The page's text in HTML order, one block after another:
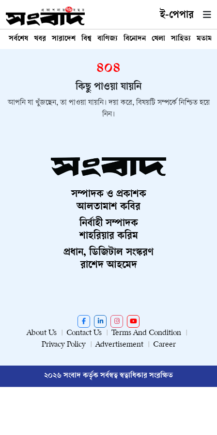
ই-পেপার
সর্বশেষ খবর সারাদেশ বিশ্ব বাণিজ্য বিনোদন খেলা সাহিত্য মতামত
৪০৪
কিছু পাওয়া যায়নি
আপনি যা খুঁজছেন, তা পাওয়া যায়নি। দয়া করে, বিষয়টি সম্পর্কে নিশ্চিত হয়ে
নিন।
সম্পাদক ও প্রকাশক
আলতামাশ কবির
নির্বাহী সম্পাদক
শাহরিয়ার করিম
প্রধান, ডিজিটাল সংস্করণ
রাশেদ আহমেদ
About Us Contact Us
Terms And Condition
Privacy Policy
Advertisement Career
২০২৬ সংবাদ কর্তৃক সর্বস্বত্ব স্বত্বাধিকার সংরক্ষিত